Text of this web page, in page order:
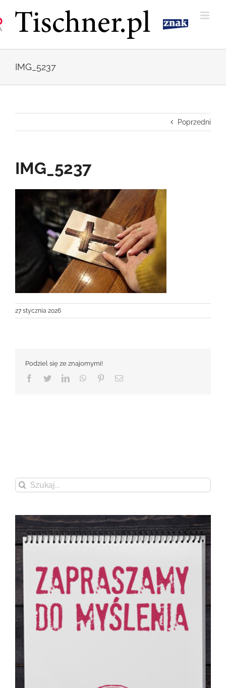
zawartości
IMG_5237
Poprzedni
IMG_5237
27 stycznia 2026
Podziel się ze znajomymi!
Facebook
TwitterLinkedInWhatsApp
PinterestEmail
Szukaj